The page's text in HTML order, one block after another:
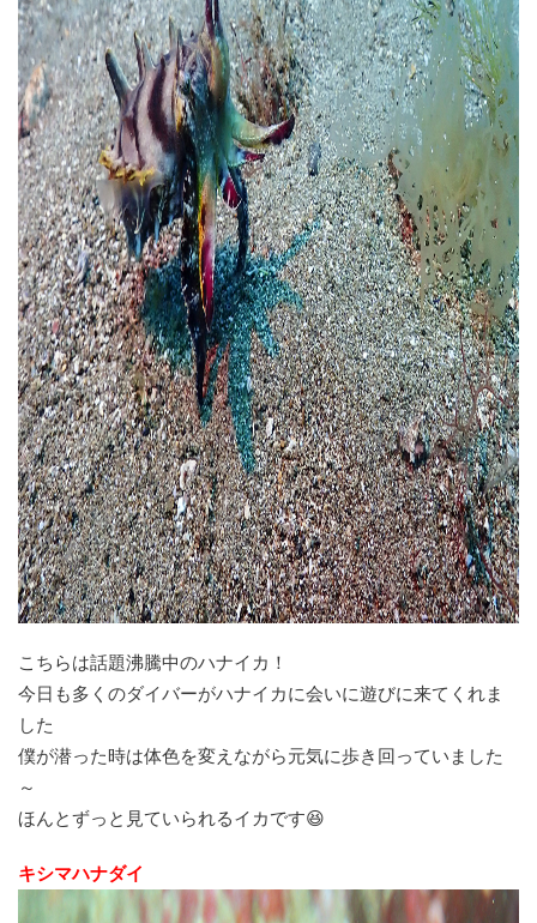
こちらは話題沸騰中のハナイカ！
今日も多くのダイバーがハナイカに会いに遊びに来てくれま
した
僕が潜った時は体色を変えながら元気に歩き回っていました
～
ほんとずっと見ていられるイカです😆
キシマハナダイ